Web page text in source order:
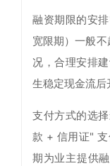
融资期限的安
宽限期）一般
况，合理安排
生稳定现金流后
支付方式的选
款 + 信用证"
期为业主提供